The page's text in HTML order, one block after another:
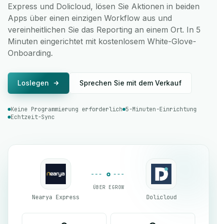
Express und Dolicloud, lösen Sie Aktionen in beiden
Apps über einen einzigen Workflow aus und
vereinheitlichen Sie das Reporting an einem Ort. In 5
Minuten eingerichtet mit kostenlosem White-Glove-
Onboarding.
Loslegen Sprechen Sie mit dem Verkauf
Keine Programmierung erforderlich 5-Minuten-Einrichtung
Echtzeit-Sync
Nearya Express
ÜBER EGROW
Dolicloud